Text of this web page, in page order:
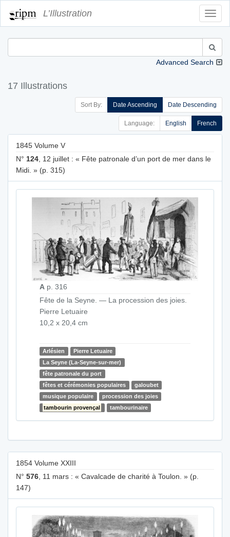
L’Illustration
Advanced Search
17 Illustrations
Sort By: Date Ascending Date Descending
Language: English French
1845 Volume V
N° 124 , 12 juillet : « Fête patronale d’un port de mer dans le
Midi. » (p. 315)
A p. 316
Fête de la Seyne. — La procession des joies.
Pierre Letuaire
10,2 x 20,4 cm
Arlésien
Pierre Letuaire
La Seyne (La-Seyne-sur-mer)
fête patronale du port
fêtes et cérémonies populaires
galoubet
musique populaire
procession des joies
tambourin provençal
tambourinaire
1854 Volume XXIII
N° 576 , 11 mars : « Cavalcade de charité à Toulon. » (p.
147)